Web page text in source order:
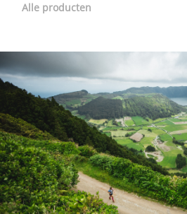
Alle producten